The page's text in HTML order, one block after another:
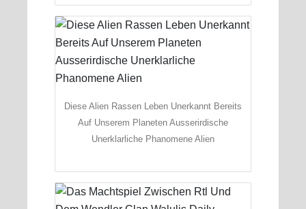
Diese Alien Rassen Leben Unerkannt Bereits
Auf Unserem Planeten Ausserirdische
Unerklarliche Phanomene Alien